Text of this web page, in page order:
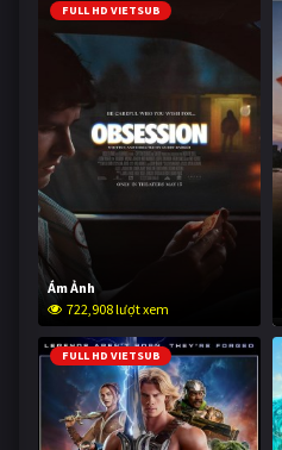
FULL HD VIETSUB
Ám Ảnh
722,908 lượt xem
FULL HD VIETSUB